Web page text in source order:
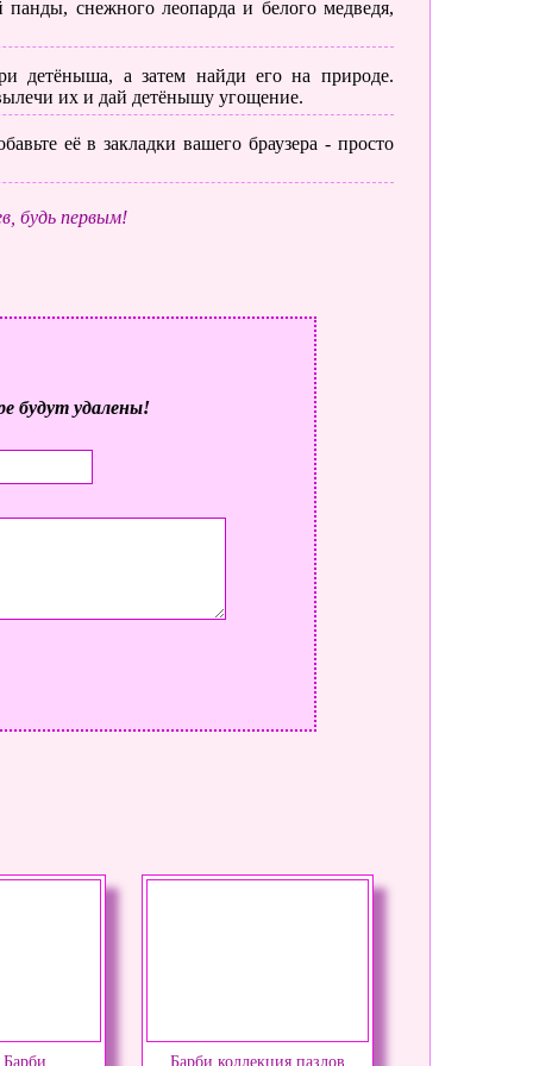
снежного леопарда и белого медведя,
а затем найди его на природе.
их и дай детёнышу угощение.
её в закладки вашего браузера - просто
будь первым!
будут удалены!
Барби коллекция пазлов